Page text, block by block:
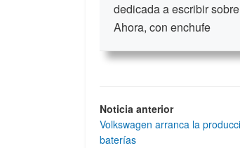
dedicada a escribir
Ahora, con enchufe
Noticia anterior
Volkswagen arranca la
baterías